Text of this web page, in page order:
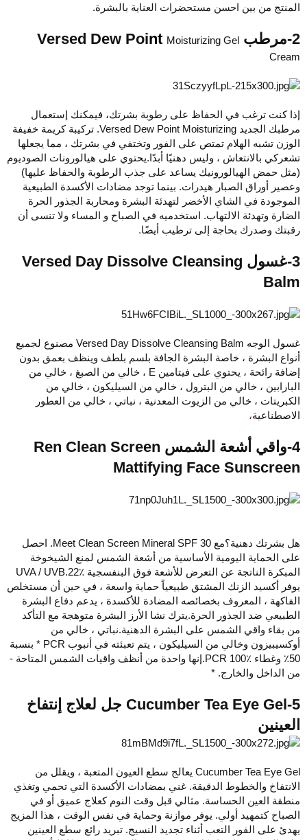
المنتج من بين احسن مستحضرات العناية بالبشرة.
2-مرطب Versed Dew Poi nt Moisturizing Gel
Cream
إذا كنت ترغب في الحفاظ على رطوبة بشرتك، فيمكنك إستعمال
مرطبك الجديد Versed Dew Point Moisturizing. تركيبة كريمة خفيفة
الوزن تشبه الهلام تمتص على الفور وتختفي في بشرتك ، مما يجعلها
تشعركي بالانتعاش ، وليس دهنيًا أبدًا.يحتوي على هيالورونات الصوديوم
(مثل حمض الهيالورونيك يساعد على جذب الرطوبة والحفاظ عليها)
وعصير أوراق الصبار هيدرات. بينما توجد مضادات الأكسدة الطبيعية
الموجودة في الشاي الأخضر لتهدئة البشرة ومحاربة الجذور الحرة
الضارة وتهدئة الالتهاب. استخدميه في الصباح و المساء ولا تنسى أن
رقبتك وصدرك بحاجة إلى ترطيب أيضًا.
3-غسول Versed Day Dissolve Cleansing
Balm
غسول الوجه Versed Day Dissolve Cleansing Balm مصنوع لجميع
أنواع البشرة ، خاصة البشرة الجافة بلسم بلطف وينظف بعمق بدون
إضافة رائحة ، يحتوي على فيتامين E ، خالي من الصبغ ، خالي من
البارابين ، خالي من البترول ، خالي من السيليكون ، خالي من
الكبريتات ، خالي من الزيوت المعدنية ، نباتي ، خالي من العطور
الاصطناعية،
4-واقي أشعة الشمس Ren Clean Screen
Mattifying Face Sunscreen
هل بشرتك دهنية؟مع Meet Clean Screen Mineral SPF 30. احصل
على الحماية اليومية الأساسية من أشعة الشمس لمنع الشيخوخة
المبكرة الناتجة عن التعرض للأشعة فوق البنفسجية UVA / UVB.22٪
يوفر أكسيد الزنك المشتق طبيعياً حماية واسعة ، في حين أن مستخلص
الفاكهة ، المعروف بخصائصه المضادة للأكسدة ، يدعم دفاع البشرة
الطبيعي ضد الجذور الحرة.يترك نشا الأرز البشرة متوهجة مع التأكد
من بقاء واقي الشمس على البشرة الدهنية.نباتي ، خالي من
أوكسيبيزون وخالي من السيليكون ، يتم تعبئته في أنبوب PCR * بنسبة
50٪ وغطاء PCR 100٪.إنها واحدة من أنظف واقيات الشمس المتاحة -
من الداخل والخارج. *
5-Cucumber Tea Eye Gel جل لعلاج إنتفاخ
العينين
Cucumber Tea Eye Gel يعالج سطع العيون المتعبة ، ويقلل من
الانتفاخ والخطوط الدقيقة. غني بمضادات الأكسدة التي تحمي وتغذي
منطقة العين الحساسة. مثالي قبل وقت النوم كعلاج عميق أو في
الصباح كتمهيد أولي. يوفر موازنة وحماية في نفس الوقت ، هذا المزيج
يهدئ على الفور التعب أثناء تجديد النسيج. تبريد رائع سطع العينين